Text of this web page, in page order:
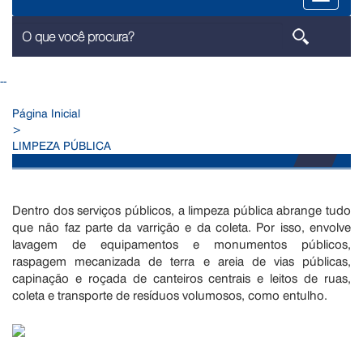
--
Página Inicial
>
LIMPEZA PÚBLICA
Dentro dos serviços públicos, a limpeza pública abrange tudo
que não faz parte da varrição e da coleta. Por isso, envolve
lavagem de equipamentos e monumentos públicos,
raspagem mecanizada de terra e areia de vias públicas,
capinação e roçada de canteiros centrais e leitos de ruas,
coleta e transporte de resíduos volumosos, como entulho.